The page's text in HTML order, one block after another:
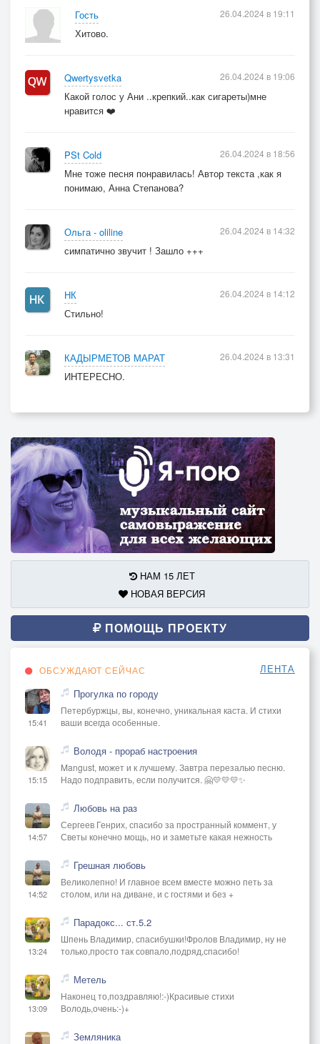
Гость
Хитово.
26.04.2024 в 19:11
Qwertysvetka
Какой голос у Ани ..крепкий..как сигареты)мне
нравится ❤️
26.04.2024 в 19:06
PSt Cold
Мне тоже песня понравилась! Автор текста ,как я
понимаю, Анна Степанова?
26.04.2024 в 18:56
Ольга - oliline
симпатично звучит ! Зашло +++
26.04.2024 в 14:32
НК
Стильно!
26.04.2024 в 14:12
КАДЫРМЕТОВ МАРАТ
ИНТЕРЕСНО.
26.04.2024 в 13:31
НАМ 15 ЛЕТ
НОВАЯ ВЕРСИЯ
ПОМОЩЬ ПРОЕКТУ
ОБСУЖДАЮТ СЕЙЧАС ЛЕНТА
15:41
Прогулка по городу
Петербуржцы, вы, конечно, уникальная каста. И стихи
ваши всегда особенные.
15:15
Володя - прораб настроения
Mangust, может и к лучшему. Завтра перезалью песню.
Надо подправить, если получится. 🤗💛💛💛✨
14:57
Любовь на раз
Сергеев Генрих, спасибо за пространный коммент, у
Светы конечно мощь, но и заметьте какая нежность
14:52
Грешная любовь
Великолепно! И главное всем вместе можно петь за
столом, или на диване, и с гостями и без +
13:24
Парадокс... ст.5.2
Шпень Владимир, спасибушки!Фролов Владимир, ну не
только,просто так совпало,подряд,спасибо!
13:09
Метель
Наконец то,поздравляю!:-)Красивые стихи
Володь,очень:-)+
Земляника